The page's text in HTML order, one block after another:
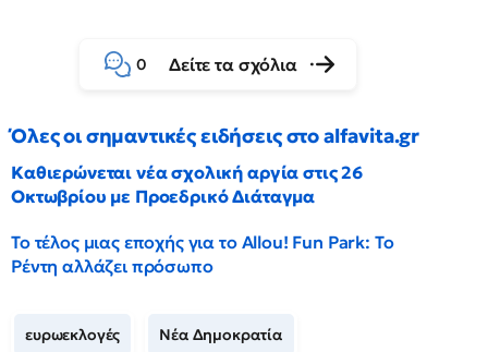
0 Δείτε τα σχόλια
Όλες οι σημαντικές ειδήσεις στο alfavita.gr
Καθιερώνεται νέα σχολική αργία στις 26
Οκτωβρίου με Προεδρικό Διάταγμα
Το τέλος μιας εποχής για το Allou! Fun Park: Το
Ρέντη αλλάζει πρόσωπο
ευρωεκλογές Νέα Δημοκρατία